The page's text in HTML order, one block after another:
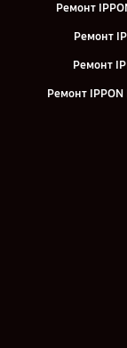
Ремонт
Ремонт
Ремонт
Ремонт IPPON